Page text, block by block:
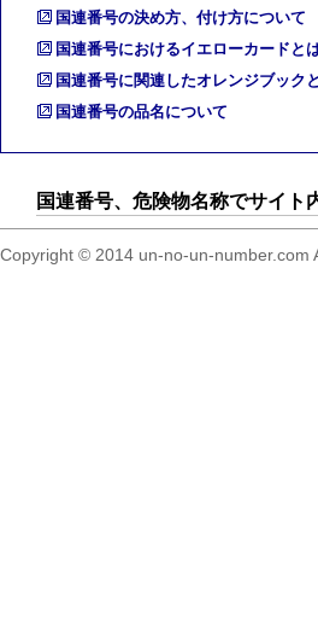
国連番号の決め方、付け方について
国連番号におけるイエローカードと
国連番号に関連したオレンジブック
国連番号の品名について
国連番号、危険物名称でサイト
Copyright © 2014 un-no-un-number.com